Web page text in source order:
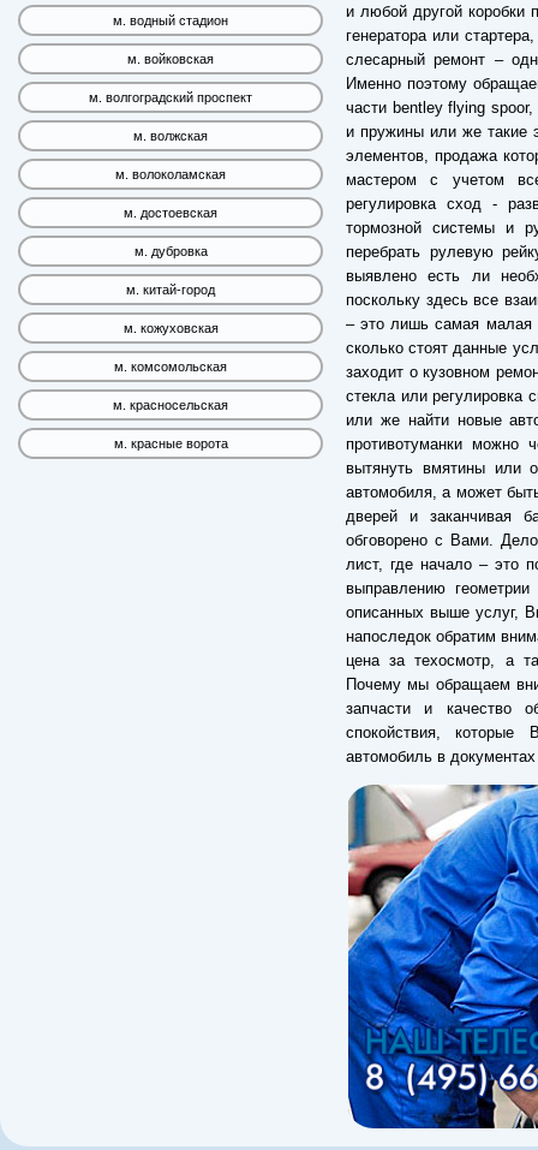
м. водный стадион
м. войковская
м. волгоградский проспект
м. волжская
м. волоколамская
м. достоевская
м. дубровка
м. китай-город
м. кожуховская
м. комсомольская
м. красносельская
м. красные ворота
и любой другой коробки
генератора или
слесарный ремонт –
Именно поэтому
части bentley flying
и пружины или же такие
элементов, продажа
мастером с учетом
регулировка сход -
тормозной системы и
перебрать рулевую
выявлено есть ли
поскольку здесь все
– это лишь самая малая
сколько стоят данные
заходит о кузовном
стекла или регулировка
или же найти новые
противотуманки можно
вытянуть вмятины или
автомобиля, а может
дверей и заканчивая
обговорено с Вами.
лист, где начало – это
выправлению
описанных выше услуг,
напоследок обратим
цена за техосмотр, а
Почему мы обращаем
запчасти и качество
спокойствия,
автомобиль в